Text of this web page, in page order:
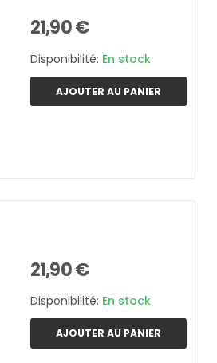
21,90 €
Disponibilité: En stock
AJOUTER AU PANIER
21,90 €
Disponibilité: En stock
AJOUTER AU PANIER